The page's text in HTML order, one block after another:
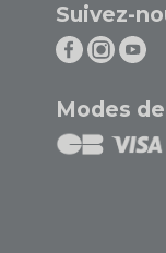
Suivez-
Modes